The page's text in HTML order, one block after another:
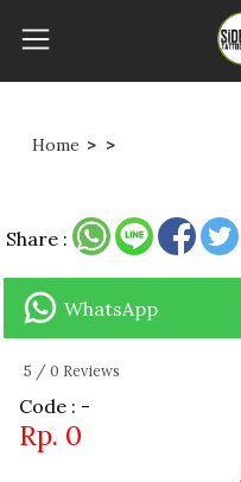
Home > >
Share :
WhatsApp
5 /0 Reviews
Code : -
Rp. 0